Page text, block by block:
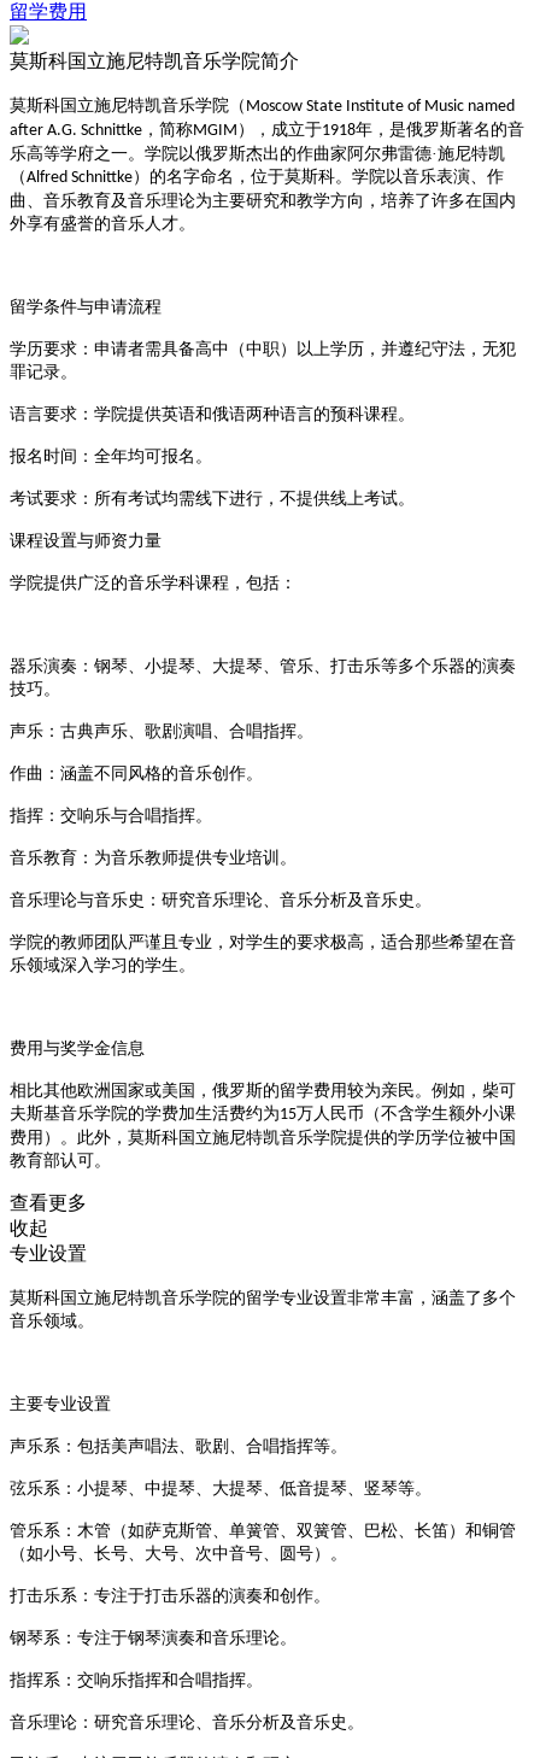
留学费用
莫斯科国立施尼特凯音乐学院简介
莫斯科国立施尼特凯音乐学院（ Moscow State Institute of Music named
after A.G. Schnittke ，简称MGIM ）‌，成立于1918年，是俄罗斯著名的音
乐高等学府之一。学院以俄罗斯杰出的作曲家阿尔弗雷德·施尼特凯
（Alfred Schnittke）的名字命名，位于莫斯科。学院以音乐表演、作
曲、音乐教育及音乐理论为主要研究和教学方向，培养了许多在国内
外享有盛誉的音乐人才‌。
留学条件与申请流程
‌学历要求‌：申请者需具备高中（中职）以上学历，并遵纪守法，无犯
罪记录‌。
‌语言要求‌：学院提供英语和俄语两种语言的预科课程‌。
‌报名时间‌：全年均可报名‌ 。
‌考试要求‌：所有考试均需线下进行，不提供线上考试‌。
课程设置与师资力量
学院提供广泛的音乐学科课程，包括：
‌器乐演奏‌：钢琴、小提琴、大提琴、管乐、打击乐等多个乐器的演奏
技巧‌。
‌声乐‌：古典声乐、歌剧演唱、合唱指挥‌。
‌作曲‌：涵盖不同风格的音乐创作‌。
‌指挥‌：交响乐与合唱指挥‌。
‌音乐教育‌：为音乐教师提供专业培训‌ 。
‌音乐理论与音乐史‌：研究音乐理论、音乐分析及音乐史‌ 。
学院的教师团队严谨且专业，对学生的要求极高，适合那些希望在音
乐领域深入学习的学生。
费用与奖学金信息
相比其他欧洲国家或美国，俄罗斯的留学费用较为亲民。例如，柴可
夫斯基音乐学院的学费加生活费约为15万人民币（不含学生额外小课
费用）‌ 。此外，莫斯科国立施尼特凯音乐学院提供的学历学位被中国
教育部认可。
查看更多
收起
专业设置
莫斯科国立施尼特凯音乐学院的留学专业设置非常丰富，涵盖了多个
音乐领域。
主要专业设置
‌声乐系‌：包括美声唱法、歌剧、合唱指挥等‌。
‌弦乐系‌：小提琴、中提琴、大提琴、低音提琴、竖琴等‌。
‌管乐系‌：木管（如萨克斯管、单簧管、双簧管、巴松、长笛）和铜管
（如小号、长号、大号、次中音号、圆号）‌ 。
‌打击乐系‌：专注于打击乐器的演奏和创作‌。
‌钢琴系‌：专注于钢琴演奏和音乐理论‌。
‌指挥系‌：交响乐指挥和合唱指挥‌。
‌音乐理论‌：研究音乐理论、音乐分析及音乐史‌ 。